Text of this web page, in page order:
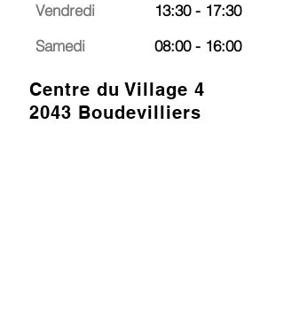
Vendredi
Samedi
13:30 - 17:30
08:00 - 16:00
Centre du Village 4
2043 Boudevilliers